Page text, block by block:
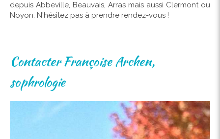
depuis Abbeville, Beauvais, Arras mais aussi Clermont ou
Noyon. N'hésitez pas à prendre rendez-vous !
Contacter Françoise Archen,
sophrologie